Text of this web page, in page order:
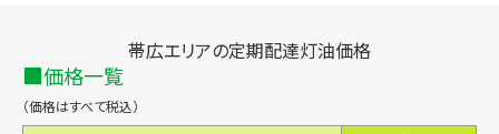
帯広エリアの定期配達灯油価格
価格一覧
（価格はすべて税込）